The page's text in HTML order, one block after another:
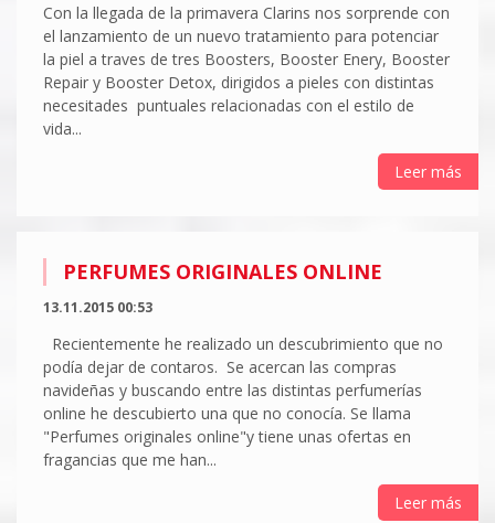
Con la llegada de la primavera Clarins nos sorprende con
el lanzamiento de un nuevo tratamiento para potenciar
la piel a traves de tres Boosters, Booster Enery, Booster
Repair y Booster Detox, dirigidos a pieles con distintas
necesitades puntuales relacionadas con el estilo de
vida...
Leer más
PERFUMES ORIGINALES ONLINE
13.11.2015 00:53
Recientemente he realizado un descubrimiento que no
podía dejar de contaros. Se acercan las compras
navideñas y buscando entre las distintas perfumerías
online he descubierto una que no conocía. Se llama
"Perfumes originales online"y tiene unas ofertas en
fragancias que me han...
Leer más